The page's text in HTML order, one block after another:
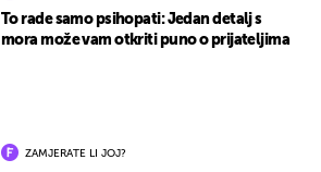
To rade samo psihopati: Jedan detalj s
mora može vam otkriti puno o prijateljima
ZAMJERATE LI JOJ?